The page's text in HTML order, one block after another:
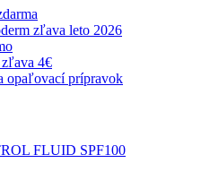
zľava leto 2026
4€
opaľovací prípravok
FLUID SPF100